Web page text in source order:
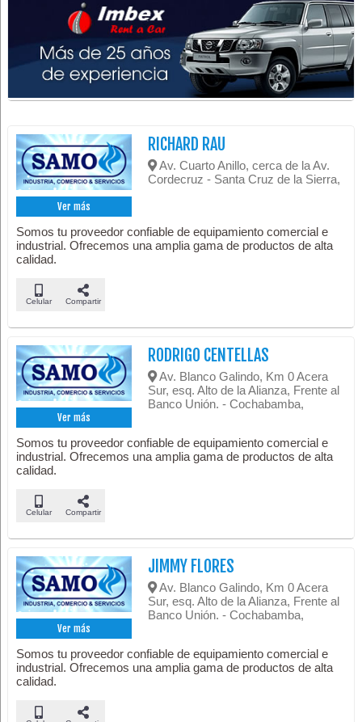
Ver más
RICHARD RAU
Av. Cuarto Anillo, cerca de la Av.
Cordecruz - Santa Cruz de la Sierra,
Somos tu proveedor confiable de equipamiento comercial e
industrial. Ofrecemos una amplia gama de productos de alta
calidad.
Celular Compartir
Ver más
RODRIGO CENTELLAS
Av. Blanco Galindo, Km 0 Acera
Sur, esq. Alto de la Alianza, Frente al
Banco Unión. - Cochabamba,
Somos tu proveedor confiable de equipamiento comercial e
industrial. Ofrecemos una amplia gama de productos de alta
calidad.
Celular Compartir
Ver más
JIMMY FLORES
Av. Blanco Galindo, Km 0 Acera
Sur, esq. Alto de la Alianza, Frente al
Banco Unión. - Cochabamba,
Somos tu proveedor confiable de equipamiento comercial e
industrial. Ofrecemos una amplia gama de productos de alta
calidad.